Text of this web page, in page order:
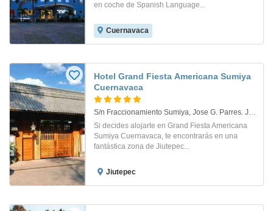
en coche de Spanish Language...
Cuernavaca
Hotel Grand Fiesta Americana Sumiya
Cuernavaca
S/n Fraccionamiento Sumiya, Jose G. Parres. Jiutepec, Morelos
Si decides alojarte en Grand Fiesta Americana
Sumiya Cuernavaca, te encontrarás en una
fantástica zona de Jiutepec...
Jiutepec